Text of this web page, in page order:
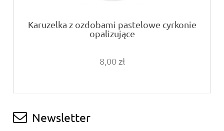
Karuzelka z ozdobami pastelowe cyrkonie
opalizujące
8,00 zł
Newsletter